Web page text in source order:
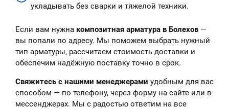
укладывать без сварки и тяжелой техники.
Если вам нужна композитная арматура в Болехов —
вы попали по адресу. Мы поможем выбрать нужный
тип арматуры, рассчитаем стоимость доставки и
обеспечим надёжную поставку точно в срок.
Свяжитесь с нашими менеджерами удобным для вас
способом — по телефону, через форму на сайте или в
мессенджерах. Мы с радостью ответим на все